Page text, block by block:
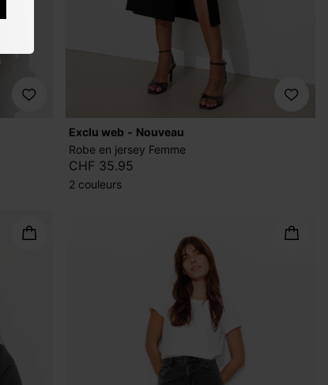
exclu web
nouveau
Robe en jersey Femme
CHF 35.95
2 couleurs